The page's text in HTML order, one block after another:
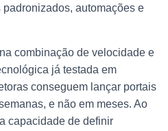
automações e
combinação de velocidade e
já testada em
conseguem lançar portais
e não em meses. Ao
capacidade de definir